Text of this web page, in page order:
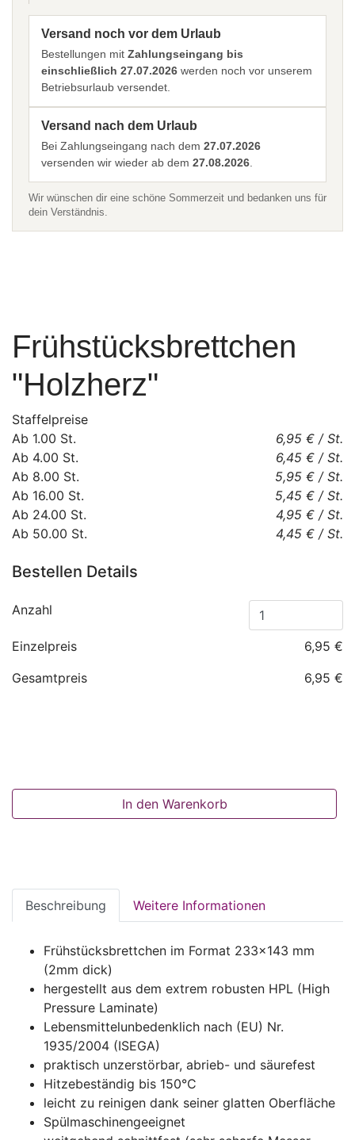
Versand noch vor dem Urlaub
Bestellungen mit Zahlungseingang bis
einschließlich 27.07.2026 werden noch vor unserem
Betriebsurlaub versendet.
Versand nach dem Urlaub
Bei Zahlungseingang nach dem 27.07.2026
versenden wir wieder ab dem 27.08.2026
Wir wünschen dir eine schöne Sommerzeit und bedanken uns für
dein Verständnis.
Frühstücksbrettchen
"Holzherz"
Staffelpreise
Ab 1.00 St. 6,95 € / St.
Ab 4.00 St. 6,45 € / St.
Ab 8.00 St. 5,95 € / St.
Ab 16.00 St. 5,45 € / St.
Ab 24.00 St. 4,95 € / St.
Ab 50.00 St. 4,45 € / St.
Bestellen Details
Anzahl
Einzelpreis
6,95 €
Gesamtpreis
6,95 €
In den Warenkorb
Beschreibung Weitere Informationen
Frühstücksbrettchen im Format 233x143 mm
(2mm dick)
hergestellt aus dem extrem robusten HPL (High
Pressure Laminate)
Lebensmittelunbedenklich nach (EU) Nr.
1935/2004 (ISEGA)
praktisch unzerstörbar, abrieb- und säurefest
Hitzebeständig bis 150°C
leicht zu reinigen dank seiner glatten Oberfläche
Spülmaschinengeeignet